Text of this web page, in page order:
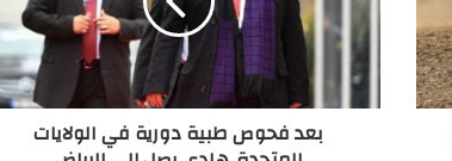
بعد فحوص طبية دورية في الولايات